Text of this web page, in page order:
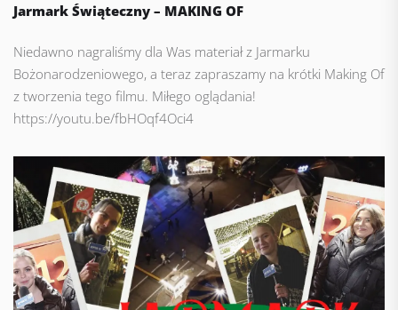
Jarmark Świąteczny – MAKING OF
Niedawno nagraliśmy dla Was materiał z Jarmarku
Bożonarodzeniowego, a teraz zapraszamy na krótki Making Of
z tworzenia tego filmu. Miłego oglądania!
https://youtu.be/fbHOqf4Oci4